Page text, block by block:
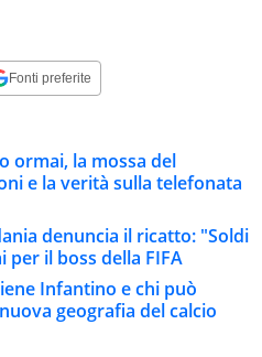
Fonti preferite
ormai, la mossa del
e la verità sulla telefonata
denuncia il ricatto: "Soldi
il boss della FIFA
Infantino e chi può
geografia del calcio